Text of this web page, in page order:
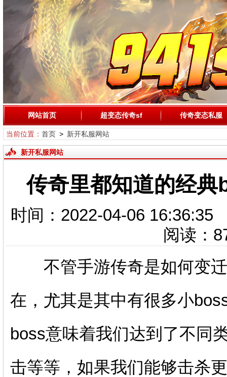
网站首页 超变态传奇sf 传奇变态私服
当前位置： 首页> 新开私服网站
新开私服网站
传奇里都知道的经
时间：2022-04-06
阅读：
不管手游传奇是如何变迁
在，尤其是其中有很多小
boss意味着我们达到了不同
击等等，如果我们能够击杀